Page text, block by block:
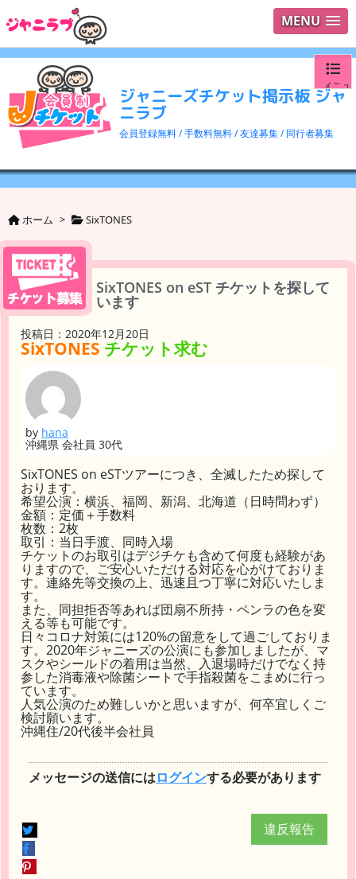
MENU
ジャニーズチケット掲示板 ジャ
ニラブ
会員登録無料 / 手数料無料 / 友達募集 / 同行者募集
メニュ
ログイ
ユーザ
ホーム > SixTONES
SixTONES on eST チケットを探して
います
投稿日：2020年12月20日
SixTONES チケット求む
by hana
沖縄県 会社員 30代
SixTONES on eSTツアーにつき、全滅したため探して
おります。
希望公演：横浜、福岡、新潟、北海道（日時問わず）
金額：定価＋手数料
枚数：2枚
取引：当日手渡、同時入場
チケットのお取引はデジチケも含めて何度も経験があ
りますので、ご安心いただける対応を心がけておりま
す。連絡先等交換の上、迅速且つ丁寧に対応いたしま
す。
また、同担拒否等あれば団扇不所持・ペンラの色を変
える等も可能です。
日々コロナ対策には120%の留意をして過ごしておりま
す。2020年ジャニーズの公演にも参加しましたが、マ
スクやシールドの着用は当然、入退場時だけでなく持
参した消毒液や除菌シートで手指殺菌をこまめに行っ
ています。
人気公演のため難しいかと思いますが、何卒宜しくご
検討願います。
沖縄住/20代後半会社員
メッセージの送信にはログインする必要があります
違反報告